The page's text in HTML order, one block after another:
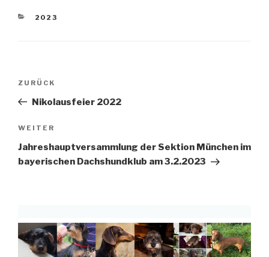
KATEGORIEN
2023
Beitragsnavigation
Vorheriger
Beitrag
ZURÜCK
Nikolausfeier 2022
Nächster
Beitrag
WEITER
Jahreshauptversammlung der Sektion München im
bayerischen Dachshundklub am 3.2.2023